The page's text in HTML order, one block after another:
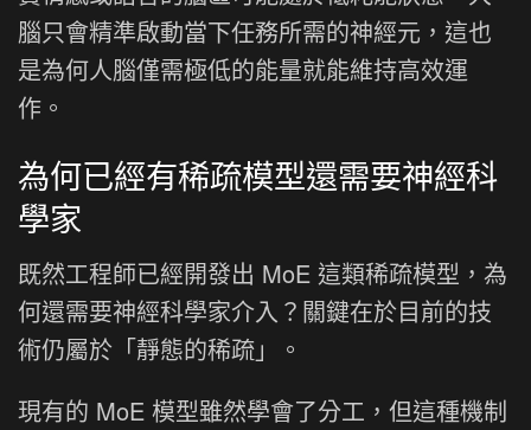
腦只會精準啟動當下任務所需的神經元，這也
是為何人腦僅需極低的能量就能維持高效運
作。
為何已經有稀疏模型還需要神經科
學家
既然工程師已經開發出 MoE 這類稀疏模型，為
何還需要神經科學家介入？關鍵在於目前的技
術仍屬於「靜態的稀疏」。
現有的 MoE 模型雖然學會了分工，但這種機制